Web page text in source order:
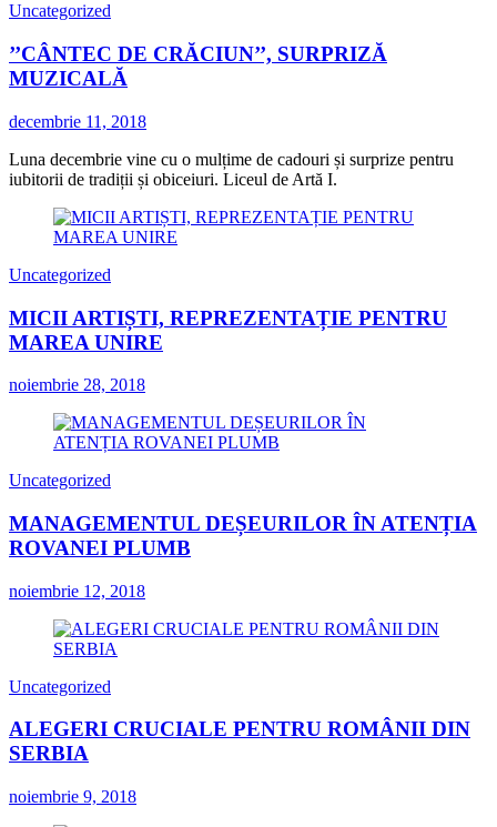
Uncategorized
’’CÂNTEC DE CRĂCIUN’’, SURPRIZĂ
MUZICALĂ
decembrie 11, 2018
Luna decembrie vine cu o mulțime de cadouri și surprize pentru
iubitorii de tradiții și obiceiuri. Liceul de Artă I.
Uncategorized
MICII ARTIȘTI, REPREZENTAȚIE PENTRU
MAREA UNIRE
noiembrie 28, 2018
Uncategorized
MANAGEMENTUL DEȘEURILOR ÎN ATENȚIA
ROVANEI PLUMB
noiembrie 12, 2018
Uncategorized
ALEGERI CRUCIALE PENTRU ROMÂNII DIN
SERBIA
noiembrie 9, 2018